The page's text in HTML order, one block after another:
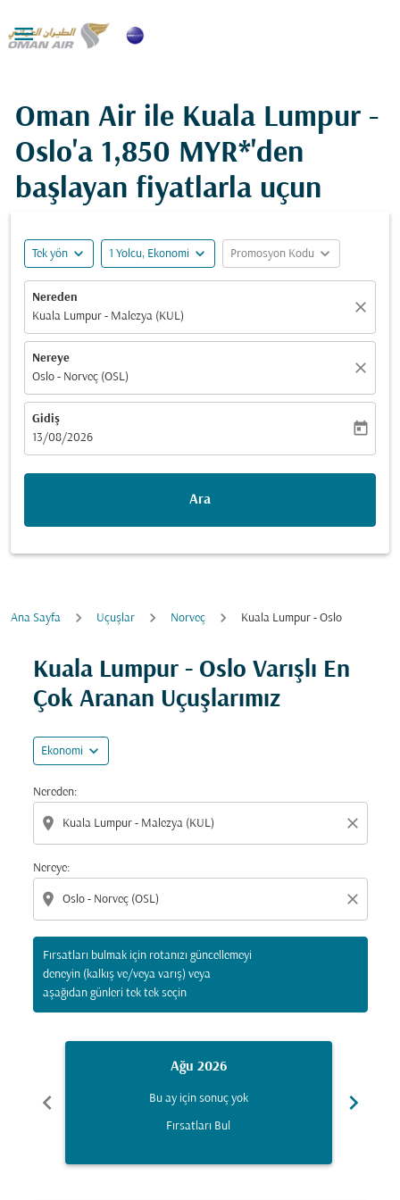

Oman Air ile Kuala Lumpur -
Oslo'a 1,850 MYR*'den
başlayan fiyatlarla uçun
Tek yön expand_more 1 Yolcu, Ekonomi expand_more Promosyon Kodu expand_more
Nereden
Kuala Lumpur - Malezya (KUL)
close
Nereye
Oslo - Norveç (OSL)
close
Gidiş
fc-booking-departure-date-aria-label
13/08/2026
today
Ara
Ana Sayfa Uçuşlar Norveç Kuala Lumpur - Oslo
Kuala Lumpur - Oslo Varışlı En
Çok Aranan Uçuşlarımız
Ekonomi expand_more
Nereden:
location_on close
Nereye:
location_on close
Fırsatları bulmak için rotanızı güncellemeyi
deneyin (kalkış ve/veya varış) veya
aşağıdan günleri tek tek seçin
Fırsatları bulmak için rotanızı güncellemeyi deneyin
chevron_left
Ağu 2026
Bu ay için sonuç yok
Fırsatları Bul
chevron_right